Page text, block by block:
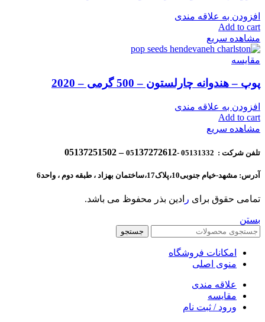
افزودن به علاقه مندی
Add to cart
مشاهده سریع
مقایسه
پوپ – هندوانه چارلستون – 500 گرمی – 2020
افزودن به علاقه مندی
Add to cart
مشاهده سریع
تلفن شرکت : 05131332 -05 137272612 – 05137251502
آدرس: مشهد-خیام جنوبی10،پلاک17،ساختمان بهزاد ، طبقه دوم ، واحد6
تمامی حقوق برای ر ادین بذر محفوظ می باشد.
بستن
جستجو
امکانات فروشگاه
منوی اصلی
علاقه مندی
مقایسه
ورود / ثبت نام